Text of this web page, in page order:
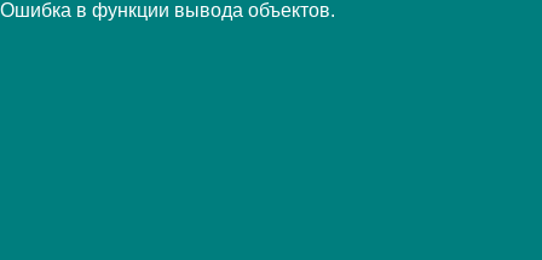
Ошибка в функции вывода объектов.